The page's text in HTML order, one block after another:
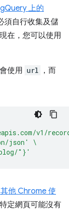
上的
須自行收集及儲
在，您可以使用
使用 url
，而
v1/
json'
\
"}'
他 Chrome 使
定網頁可能沒有